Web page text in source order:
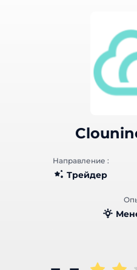
Направление :
Трейдер